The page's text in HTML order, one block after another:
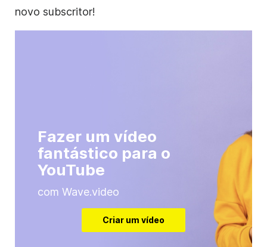
novo subscritor!
Fazer um vídeo
fantástico para o
YouTube
com Wave.video
Criar um vídeo